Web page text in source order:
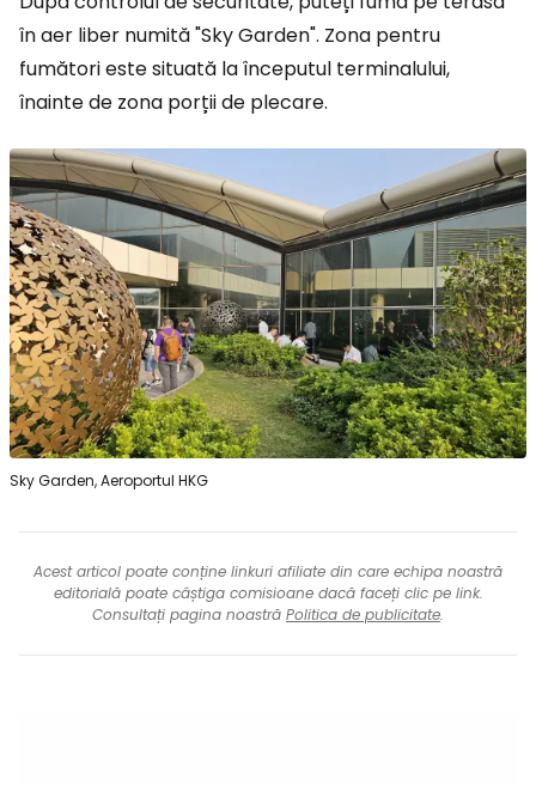
în aer liber numită "Sky Garden". Zona pentru
fumători este situată la începutul terminalului,
înainte de zona porții de plecare.
Sky Garden, Aeroportul HKG
Acest articol poate conține linkuri afiliate din care echipa noastră
editorială poate câștiga comisioane dacă faceți clic pe link.
Consultați pagina noastră Politica de publicitate.